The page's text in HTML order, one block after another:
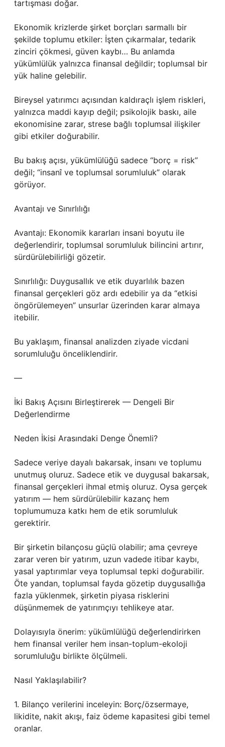
tartışması doğar.
Ekonomik krizlerde şirket borçları sarmallı bir
şekilde toplumu etkiler: İşten çıkarmalar, tedarik
zinciri çökmesi, güven kaybı… Bu anlamda
yükümlülük yalnızca finansal değildir; toplumsal bir
yük haline gelebilir.
Bireysel yatırımcı açısından kaldıraçlı işlem riskleri,
yalnızca maddi kayıp değil; psikolojik baskı, aile
ekonomisine zarar, strese bağlı toplumsal ilişkiler
gibi etkiler doğurabilir.
Bu bakış açısı, yükümlülüğü sadece “borç = risk”
değil; “insanî ve toplumsal sorumluluk” olarak
görüyor.
Avantajı ve Sınırlılığı
Avantajı: Ekonomik kararları insani boyutu ile
değerlendirir, toplumsal sorumluluk bilincini artırır,
sürdürülebilirliği gözetir.
Sınırlılığı: Duygusallık ve etik duyarlılık bazen
finansal gerçekleri göz ardı edebilir ya da “etkisi
öngörülemeyen” unsurlar üzerinden karar almaya
itebilir.
Bu yaklaşım, finansal analizden ziyade vicdani
sorumluluğu önceliklendirir.
—
İki Bakış Açısını Birleştirerek — Dengeli Bir
Değerlendirme
Neden İkisi Arasındaki Denge Önemli?
Sadece veriye dayalı bakarsak, insanı ve toplumu
unutmuş oluruz. Sadece etik ve duygusal bakarsak,
finansal gerçekleri ihmal etmiş oluruz. Oysa gerçek
yatırım — hem sürdürülebilir kazanç hem
toplumumuza katkı hem de etik sorumluluk
gerektirir.
Bir şirketin bilançosu güçlü olabilir; ama çevreye
zarar veren bir yatırım, uzun vadede itibar kaybı,
yasal yaptırımlar veya toplumsal tepki doğurabilir.
Öte yandan, toplumsal fayda gözetip duygusallığa
fazla yüklenmek, şirketin piyasa risklerini
düşünmemek de yatırımçıyı tehlikeye atar.
Dolayısıyla önerim: yükümlülüğü değerlendirirken
hem finansal veriler hem insan-toplum-ekoloji
sorumluluğu birlikte ölçülmeli.
Nasıl Yaklaşılabilir?
1. Bilanço verilerini inceleyin: Borç/özsermaye,
likidite, nakit akışı, faiz ödeme kapasitesi gibi temel
oranlar.